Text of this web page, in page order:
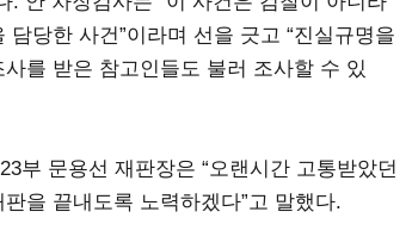
당한 사건”이라며 선을 긋고 “진실규명을
를 받은 참고인들도 불러 조사할 수 있
부 문용선 재판장은 “오랜시간 고통받았던
을 끝내도록 노력하겠다”고 말했다.